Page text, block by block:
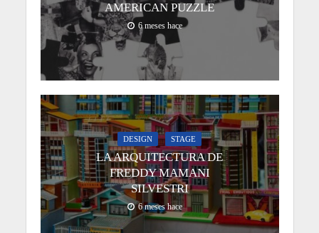
AMERICAN PUZZLE
6 meses hace
DESIGN STAGE
LA ARQUITECTURA DE
FREDDY MAMANI
SILVESTRI
6 meses hace